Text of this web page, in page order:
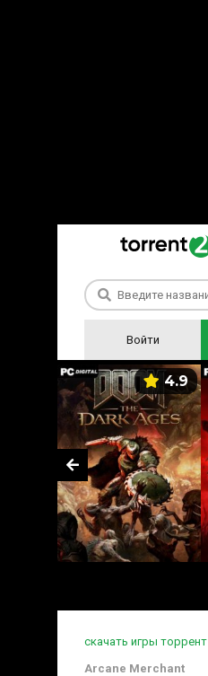
Войти
4.9
скачать игры торрент
Arcane Merchant